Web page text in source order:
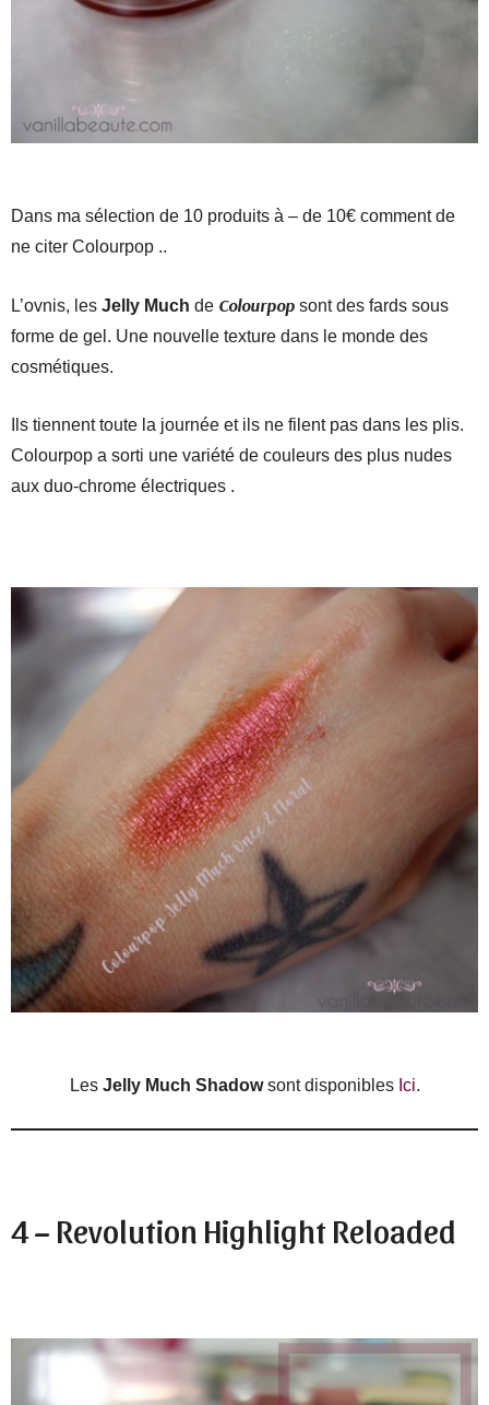
Dans ma sélection de 10 produits à – de 10€ comment de
ne citer Colourpop ..
L’ovnis, les Jelly Much de Colourpop sont des fards sous
forme de gel. Une nouvelle texture dans le monde des
cosmétiques.
Ils tiennent toute la journée et ils ne filent pas dans les plis.
Colourpop a sorti une variété de couleurs des plus nudes
aux duo-chrome électriques .
Les Jelly Much Shadowsont disponibles Ici.
4 – Revolution Highlight Reloaded